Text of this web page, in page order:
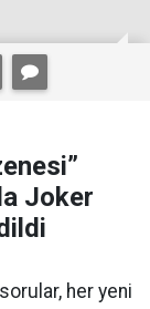
Joker
her yeni